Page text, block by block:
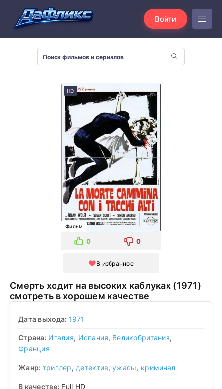
Войти
HD
Фильм
0 0
В избранное
Смерть ходит на высоких каблуках (1971)
смотреть в хорошем качестве
Дата выхода: 1971
Страна: Италия, Испания, Великобритания,
Франция
Жанр: триллер, детектив,ужасы, криминал
В качестве: Full HD